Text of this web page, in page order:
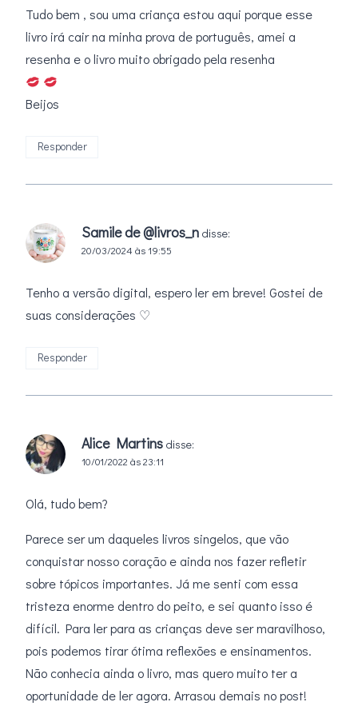
Tudo bem , sou uma criança estou aqui porque esse
livro irá cair na minha prova de português, amei a
resenha e o livro muito obrigado pela resenha
Beijos
Responder
Samile de @livros_n disse:
20/03/2024 às 19:55
Tenho a versão digital, espero ler em breve! Gostei de
suas considerações ♡
Responder
Alice Martins disse:
10/01/2022 às 23:11
Olá, tudo bem?
Parece ser um daqueles livros singelos, que vão
conquistar nosso coração e ainda nos fazer refletir
sobre tópicos importantes. Já me senti com essa
tristeza enorme dentro do peito, e sei quanto isso é
difícil. Para ler para as crianças deve ser maravilhoso,
pois podemos tirar ótima reflexões e ensinamentos.
Não conhecia ainda o livro, mas quero muito ter a
oportunidade de ler agora. Arrasou demais no post!